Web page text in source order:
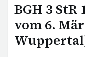
BGH 3 StR
vom 6.